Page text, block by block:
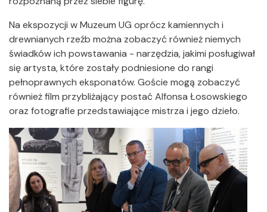
Na ekspozycji w Muzeum UG oprócz kamiennych i
drewnianych rzeźb można zobaczyć również niemych
świadków ich powstawania - narzędzia, jakimi posługiwał
się artysta, które zostały podniesione do rangi
pełnoprawnych eksponatów. Goście mogą zobaczyć
również film przybliżający postać Alfonsa Łosowskiego
oraz fotografie przedstawiające mistrza i jego dzieło.